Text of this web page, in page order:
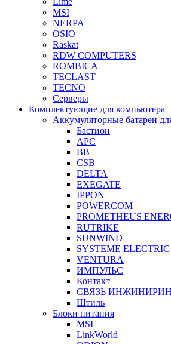
MSI
NERPA
OSIO
Raskat
RDW COMPUTERS
ROMBICA
TECLAST
TECNO
Серверы
Комплектующие для компьютера
Аккумуляторные батареи
Бастион
APC
BB
CSB
DELTA
EXEGATE
IPPON
POWERCOM
PROMETHEUS
RUTRIKE
SUNWIND
SYSTEME ELECTRIC
VENTURA
ИМПУЛЬС
Контакт
СВЯЗЬ
Штиль
Блоки питания
MSI
LinkWorld